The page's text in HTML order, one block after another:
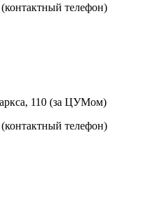
телефон)
110 (за ЦУМом)
телефон)